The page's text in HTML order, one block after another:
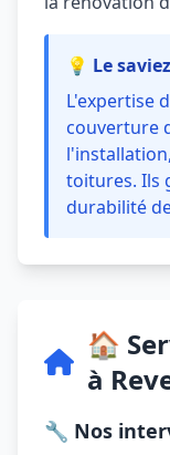
💡 Le
L'expertise
couverture
toitures. Ils
durabilité
🏠
à
🔧 Nos